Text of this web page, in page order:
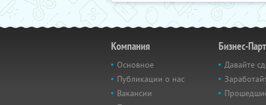
Компания
Основное
Публикации о нас
Вакансии
Бизнес-
Давайте